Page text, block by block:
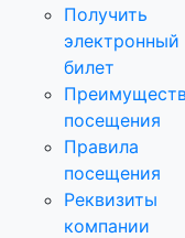
Получить
электронный
билет
посещения
Правила
посещения
Реквизиты
компании